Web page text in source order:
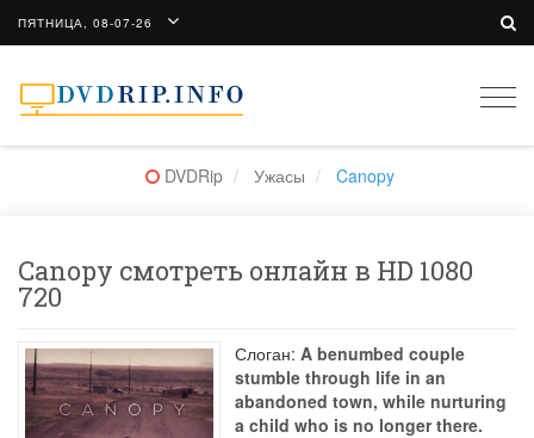
ПЯТНИЦА, 08-07-26
DVDRip Ужасы Canopy
Canopy смотреть онлайн в HD 1080
720
Слоган: A benumbed couple
stumble through life in an
abandoned town, while nurturing
a child who is no longer there.